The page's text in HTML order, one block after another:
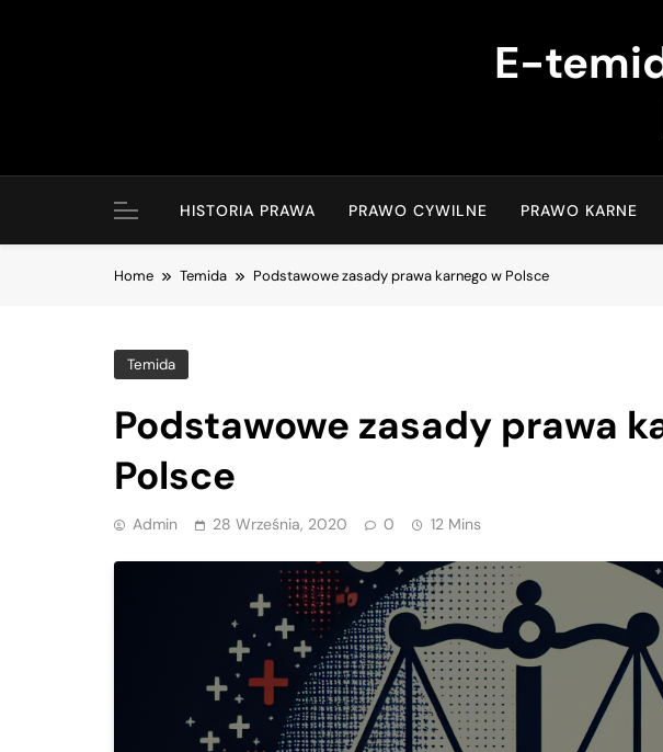
E-
HISTORIA PRAWA PRAWO CYWILNE PRAWO KARNE
Home Temida Podstawowe zasady prawa karnego w Polsce
Temida
Podstawowe zasady prawa
Polsce
Admin 28 Września, 2020 0 12 Mins